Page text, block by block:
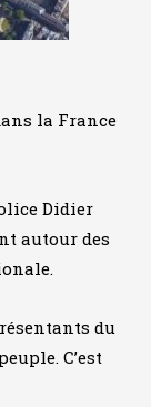
la France
Didier
autour des
du
C’est